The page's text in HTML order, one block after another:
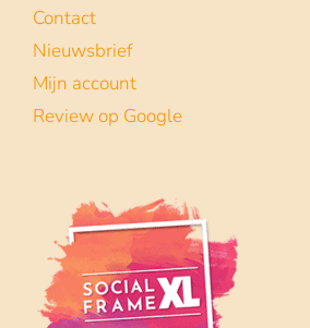
Contact
Nieuwsbrief
Mijn account
Review op Google